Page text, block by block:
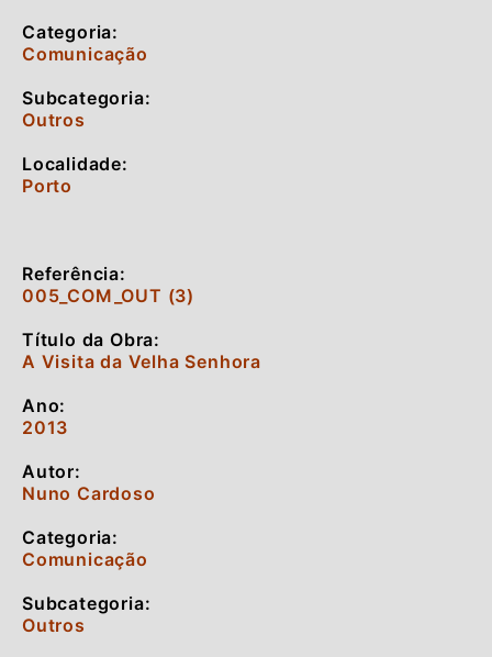
Categoria:
Comunicação
Subcategoria:
Outros
Localidade:
Porto
Referência:
005_COM_OUT (3)
Título da Obra:
A Visita da Velha Senhora
Ano:
2013
Autor:
Nuno Cardoso
Categoria:
Comunicação
Subcategoria:
Outros